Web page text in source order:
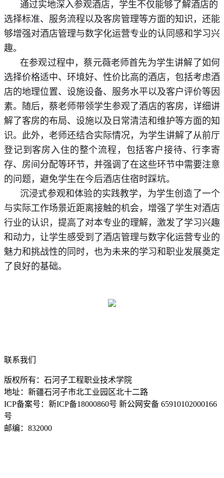
通过实地深入参观酒店，学生不仅能够了解酒店的
选择标准、服务流程以及客房管理等方面的知识，还能
够增强对酒店管理与数字化运营专业的认同感和学习兴
趣。
在参观过程中，蔡元薇老师首先为学生讲解了如何
选择价格适中、环境好、性价比高的酒店，包括考虑酒
店的地理位置、设施设备、服务水平以及客户评价等因
素。随后，蔡老师带领学生参观了酒店的客房，详细讲
解了客房的布局、设施以及日常清洁和维护等方面的知
识。此外，老师还结合实际情况，为学生讲解了从前厅
登记到客房入住的整个流程，包括客户接待、行李寄
存、房间分配等环节，并强调了在这些环节中需要注意
的问题，避免学生在今后酒店住宿时踩坑。
沉浸式参观和体验的实践教学，为学生创造了一个
与实际工作场景近距离接触的机会，增强了学生对酒店
行业的认识，提高了对本专业的理解，激发了学习兴趣
和动力，让学生感受到了酒店管理与数字化运营专业的
魅力和挑战性的同时，也为未来的学习和职业发展奠定
了良好的基础。
联系我们
版权所有：石河子工程职业技术学院
地址：新疆石河子市北工业园区北十二路
ICP备案号：新ICP备18000860号 新公网安备 65910102000166
号
邮编：832000